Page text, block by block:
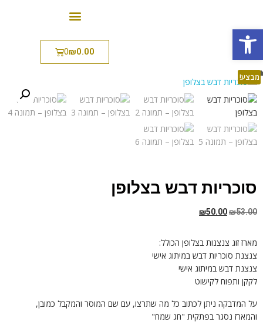
פתח סרגל נגישות
₪0.00
0
מבצע!
סוכריות דבש בצלופן
₪53.00
₪50.00
מארז זוג צנצנות בצלופן הכולל:
צנצנת סוכריות דבש במיתוג אישי
צנצנת דבש במיתוג אישי
לקקן ותפוח לקישוט
על המדבקה ניתן לכתוב כל מה שתרצו, עם שם המוסר והמקבל כמובן,
והמארז נסגר בפתקית "חג שמח"